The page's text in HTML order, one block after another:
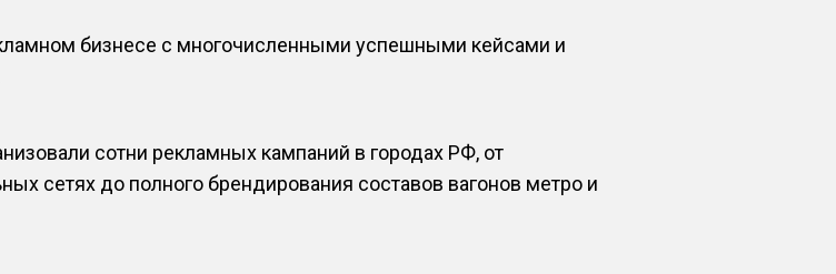
бизнесе с многочисленными успешными кейсами и
сотни рекламных кампаний в городах РФ, от
сетях до полного брендирования составов вагонов метро и